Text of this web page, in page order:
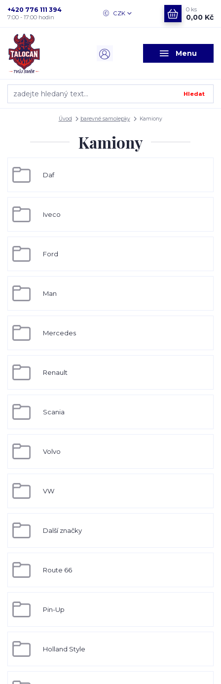
Menu
CZK
Hledat
+420 776 111 394
7:00 - 17:00 hodin
0 ks
0,00 Kč
Úvod barevné samolepky Kamiony
Kamiony
Daf
Iveco
Ford
Man
Mercedes
Renault
Scania
Volvo
VW
Další značky
Route 66
Pin-Up
Holland Style